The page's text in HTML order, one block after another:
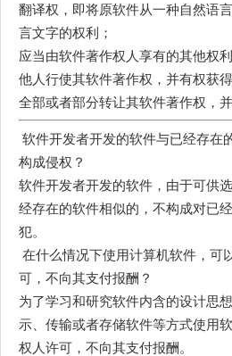
翻译权，即将原软件从一种自然语
言文字的权利；
应当由软件著作权人享有的其他权
他人行使其软件著作权，并有权获
全部或者部分转让其软件著作权
软件开发者开发的软件与已经存在
构成侵权？
软件开发者开发的软件，由于可供
经存在的软件相似的，不构成对已
犯。
在什么情况下使用计算机软件，可
可，不向其支付报酬？
为了学习和研究软件内含的设计思
示、传输或者存储软件等方式使用
权人许可，不向其支付报酬。